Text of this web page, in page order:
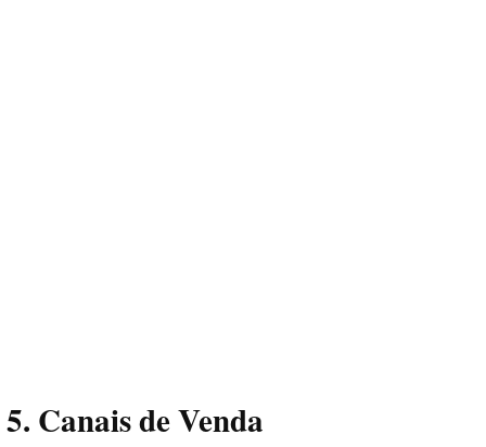
5. Canais de Venda